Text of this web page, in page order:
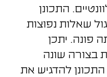
התכונן
שאלות נפוצות
פונה. יתכן
בצורה שונה
להדגיש את